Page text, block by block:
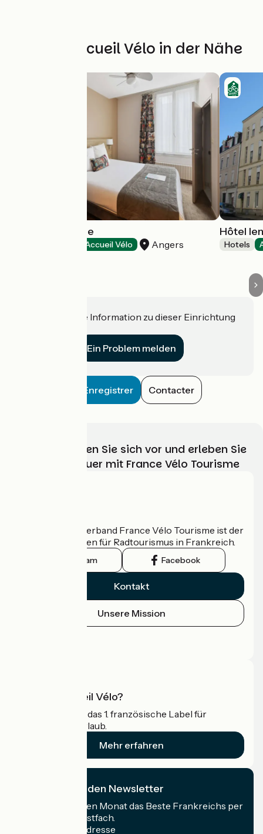
Weitere Accueil Vélo in der Nähe
Hôtel de l'Europe
Accueil Vélo Angers
Hôtel
Hotels
Haben Sie eine Information zu dieser Einrichtung
Ein Problem melden
Enregistrer Contacter
Wählen, bereiten Sie sich vor und erleben Sie
Ihr Radabenteuer mit France Vélo Tourisme
Der nationale Verband France Vélo Tourisme ist der
offizielle Leitfaden für Radtourismus in Frankreich.
Instagram Facebook
Kontakt
Unsere Mission
Was ist Accueil Vélo?
Accueil Vélo ist das 1. französische Label für
Radfahrer im Urlaub.
Mehr erfahren
Ich abonniere den Newsletter
Erhalten Sie jeden Monat das Beste Frankreichs per
Rad in Ihrem Postfach.
Meine E-Mail-Adresse